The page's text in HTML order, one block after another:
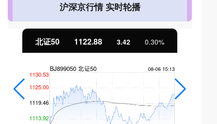
沪深京行情 实时轮播
北证50 1122.88 3.42 0.30%